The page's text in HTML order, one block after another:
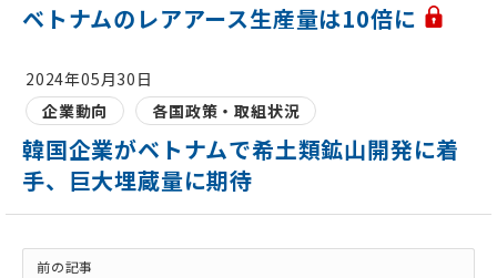
ベトナムのレアアース生産量は10倍に
2024年05月30日
企業動向
各国政策・取組状況
韓国企業がベトナムで希土類鉱山開発に着
手、巨大埋蔵量に期待
前の記事